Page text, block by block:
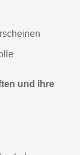
und ihre